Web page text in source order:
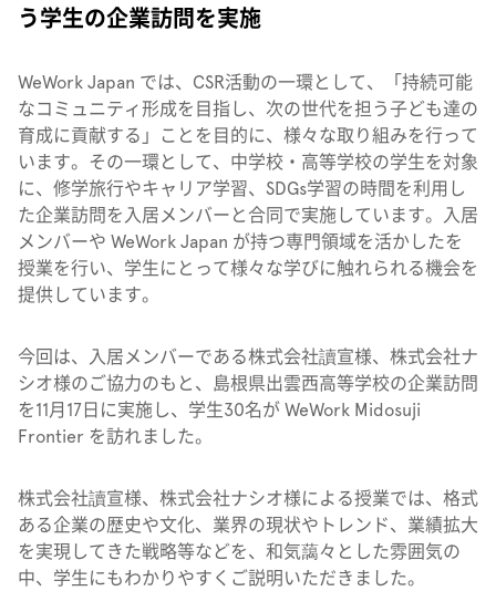
う学生の企業訪問を実施
WeWork Japan では、CSR活動の一環として、「持続可能
なコミュニティ形成を目指し、次の世代を担う子ども達の
育成に貢献する」ことを目的に、様々な取り組みを行って
います。​​その一環として、中学校・高等学校の学生を対象
に、修学旅行やキャリア学習、SDGs学習の時間を利用し
た企業訪問を入居メンバーと合同で実施しています。入居
メンバーや WeWork Japan が持つ専門領域を活かしたを
授業を行い、学生にとって様々な学びに触れられる機会を
提供しています。
今回は、入居メンバーである株式会社讀宣様、株式会社ナ
シオ様のご協力のもと、島根県出雲西高等学校の企業訪問
を11月17日に実施し、学生30名が WeWork Midosuji
Frontier を訪れました。
株式会社讀宣様、株式会社ナシオ様による授業では、格式
ある企業の歴史や文化、業界の現状やトレンド、業績拡大
を実現してきた戦略等などを、和気藹々とした雰囲気の
中、学生にもわかりやすくご説明いただきました。